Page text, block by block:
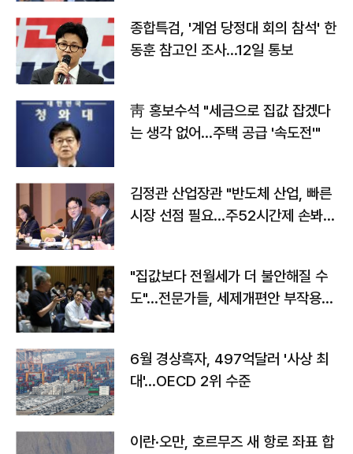
종합특검, '계엄 당정대 회의 참석' 한
동훈 참고인 조사...12일 통보
靑 홍보수석 "세금으로 집값 잡겠다
는 생각 없어…주택 공급 '속도전'"
김정관 산업장관 "반도체 산업, 빠른
시장 선점 필요…주52시간제 손봐
"집값보다 전월세가 더 불안해질 수
도"…전문가들, 세제개편안 부작용
6월 경상흑자, 497억달러 '사상 최
대'…OECD 2위 수준
이란·오만, 호르무즈 새 항로 좌표 합